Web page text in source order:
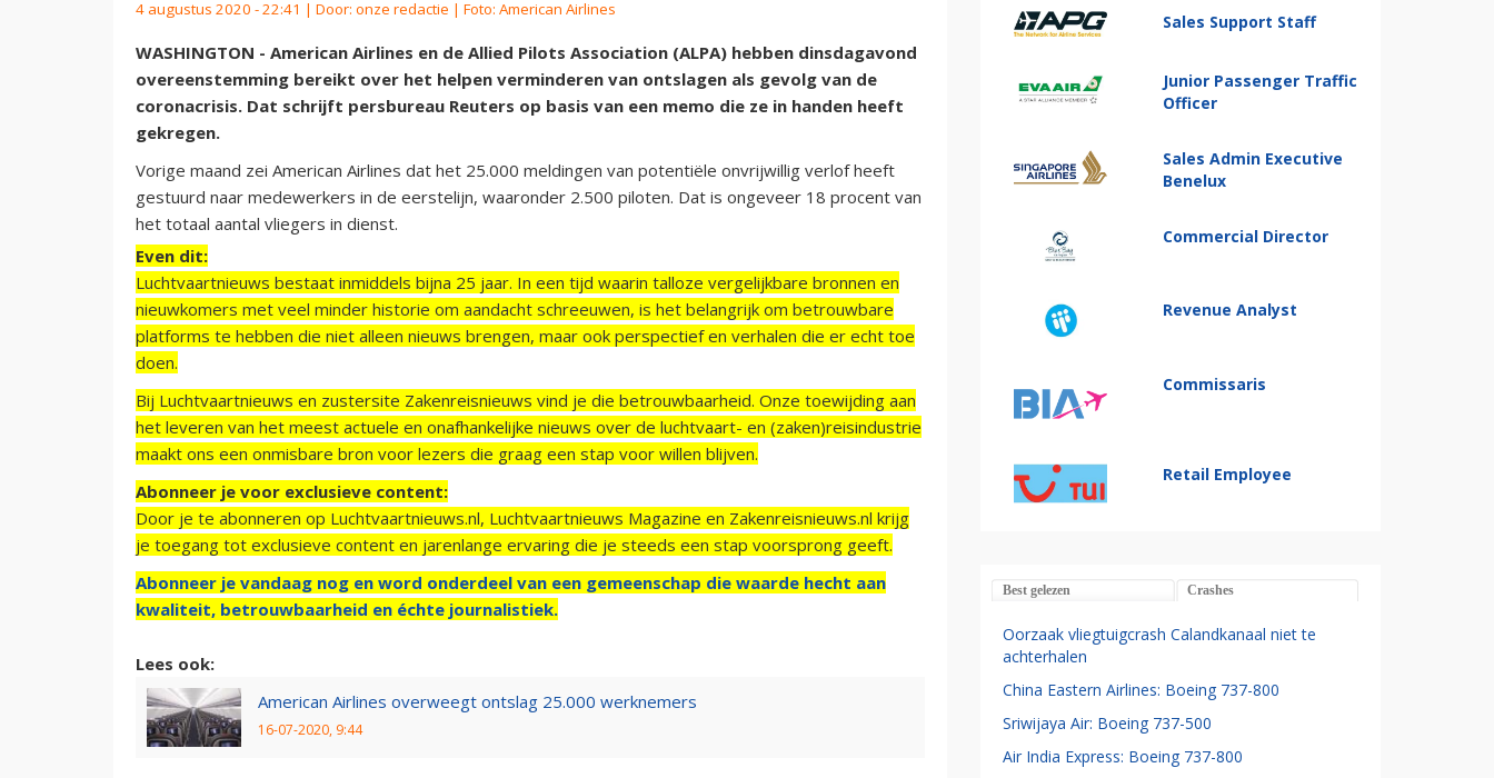
4 augustus 2020 - 22:41 | Door: onze redactie | Foto: American Airlines
WASHINGTON - American Airlines en de Allied Pilots Association (ALPA) hebben dinsdagavond
overeenstemming bereikt over het helpen verminderen van ontslagen als gevolg van de
coronacrisis. Dat schrijft persbureau Reuters op basis van een memo die ze in handen heeft
gekregen.
Vorige maand zei American Airlines dat het 25.000 meldingen van potentiële onvrijwillig verlof heeft
gestuurd naar medewerkers in de eerstelijn, waaronder 2.500 piloten. Dat is ongeveer 18 procent van
het totaal aantal vliegers in dienst.
Even dit:
Luchtvaartnieuws bestaat inmiddels bijna 25 jaar. In een tijd waarin talloze vergelijkbare bronnen en
nieuwkomers met veel minder historie om aandacht schreeuwen, is het belangrijk om betrouwbare
platforms te hebben die niet alleen nieuws brengen, maar ook perspectief en verhalen die er echt toe
doen.
Bij Luchtvaartnieuws en zustersite Zakenreisnieuws vind je die betrouwbaarheid. Onze toewijding aan
het leveren van het meest actuele en onafhankelijke nieuws over de luchtvaart- en (zaken)reisindustrie
maakt ons een onmisbare bron voor lezers die graag een stap voor willen blijven.
Abonneer je voor exclusieve content:
Door je te abonneren op Luchtvaartnieuws.nl, Luchtvaartnieuws Magazine en Zakenreisnieuws.nl krijg
je toegang tot exclusieve content en jarenlange ervaring die je steeds een stap voorsprong geeft.
Abonneer je vandaag nog en word onderdeel van een gemeenschap die waarde hecht aan
kwaliteit, betrouwbaarheid en échte journalistiek.
Lees ook:
American Airlines overweegt ontslag 25.000 werknemers
16-07-2020, 9:44
Sales Support Staff
Junior Passenger Traffic
Officer
Sales Admin Executive
Benelux
Commercial Director
Revenue Analyst
Commissaris
Retail Employee
Best gelezen Crashes
Oorzaak vliegtuigcrash Calandkanaal niet te
achterhalen
China Eastern Airlines: Boeing 737-800
Sriwijaya Air: Boeing 737-500
Air India Express: Boeing 737-800